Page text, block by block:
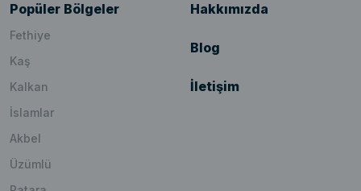
Popüler Bölgeler
Fethiye
Kaş
Kalkan
İslamlar
Akbel
Üzümlü
Hakkımızda
Blog
İletişim